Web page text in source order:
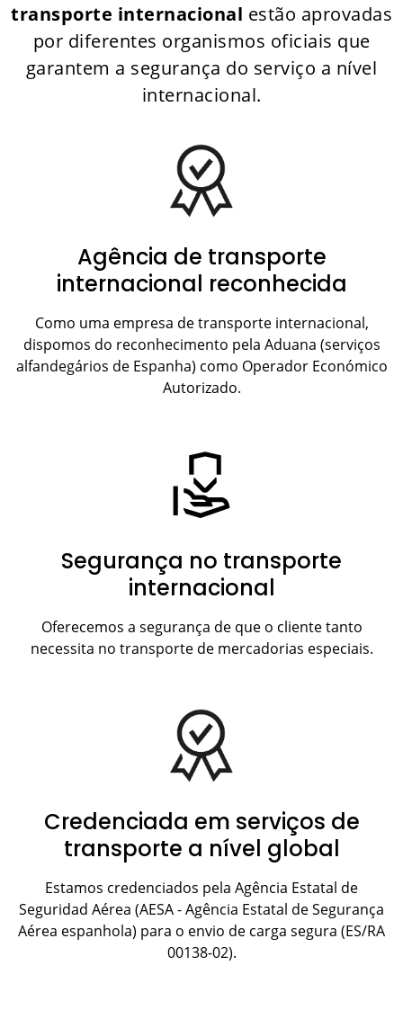
transporte internacional estão aprovadas
por diferentes organismos oficiais que
garantem a segurança do serviço a nível
internacional.
Agência de transporte
internacional reconhecida
Como uma empresa de transporte internacional,
dispomos do reconhecimento pela Aduana (serviços
alfandegários de Espanha) como Operador Económico
Autorizado.
Segurança no transporte
internacional
Oferecemos a segurança de que o cliente tanto
necessita no transporte de mercadorias especiais.
Credenciada em serviços de
transporte a nível global
Estamos credenciados pela Agência Estatal de
Seguridad Aérea (AESA - Agência Estatal de Segurança
Aérea espanhola) para o envio de carga segura (ES/RA
00138-02).